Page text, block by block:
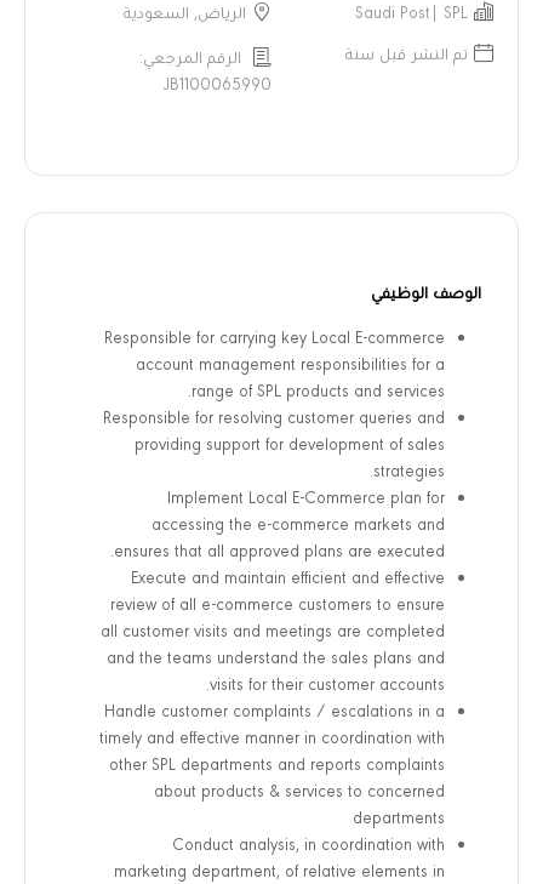
Saudi Post| SPL
الرياض, السعودية
تم النشر قبل سنة
الرقم المرجعي:
JB1100065990
الوصف الوظيفي
Responsible for carrying key Local E-commerce
account management responsibilities for a
range of SPL products and services.
Responsible for resolving customer queries and
providing support for development of sales
strategies.
Implement Local E-Commerce plan for
accessing the e-commerce markets and
ensures that all approved plans are executed.
Execute and maintain efficient and effective
review of all e-commerce customers to ensure
all customer visits and meetings are completed
and the teams understand the sales plans and
visits for their customer accounts.
Handle customer complaints / escalations in a
timely and effective manner in coordination with
other SPL departments and reports complaints
about products & services to concerned
departments
Conduct analysis, in coordination with
marketing department, of relative elements in